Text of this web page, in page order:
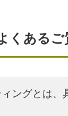
くあるご
ングとは、